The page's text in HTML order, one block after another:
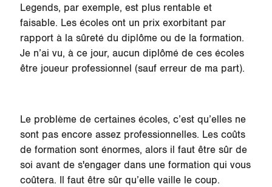
Legends, par exemple, est plus rentable et
faisable. Les écoles ont un prix exorbitant par
rapport à la sûreté du diplôme ou de la formation.
Je n’ai vu, à ce jour, aucun diplômé de ces écoles
être joueur professionnel (sauf erreur de ma part).
Le problème de certaines écoles, c’est qu’elles ne
sont pas encore assez professionnelles. Les coûts
de formation sont énormes, alors il faut être sûr de
soi avant de s'engager dans une formation qui vous
coûtera. Il faut être sûr qu’elle vaille le coup.